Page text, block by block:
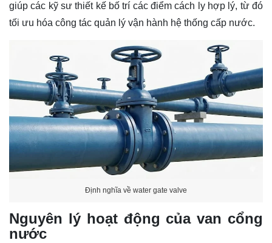
giúp các kỹ sư thiết kế bố trí các điểm cách ly hợp lý, từ đó
tối ưu hóa công tác quản lý vận hành hệ thống cấp nước.
Định nghĩa về water gate valve
Nguyên lý hoạt động của van cổng
nước